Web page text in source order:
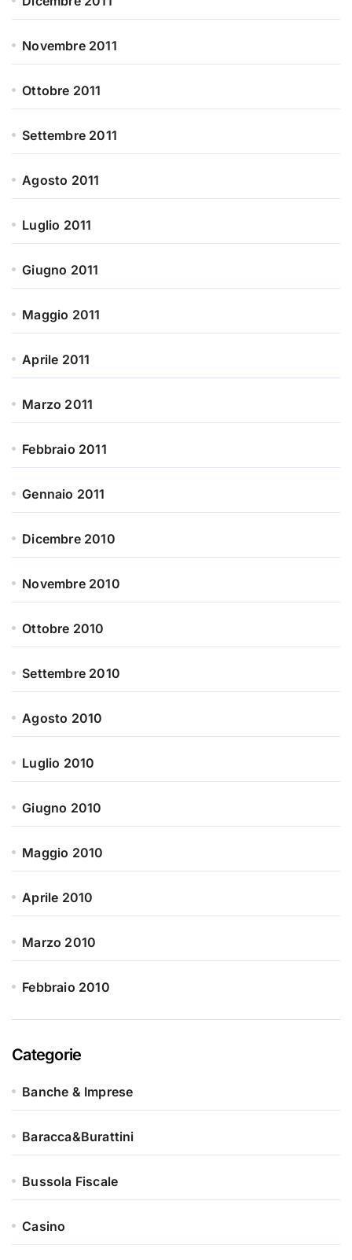
Novembre 2011
Ottobre 2011
Settembre 2011
Agosto 2011
Luglio 2011
Giugno 2011
Maggio 2011
Aprile 2011
Marzo 2011
Febbraio 2011
Gennaio 2011
Dicembre 2010
Novembre 2010
Ottobre 2010
Settembre 2010
Agosto 2010
Luglio 2010
Giugno 2010
Maggio 2010
Aprile 2010
Marzo 2010
Febbraio 2010
Categorie
Banche & Imprese
Baracca&Burattini
Bussola Fiscale
Casino